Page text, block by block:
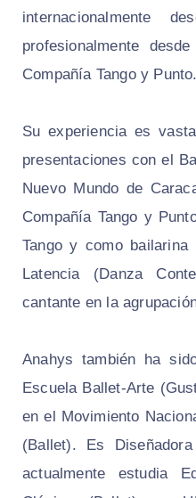
internacionalmente
profesionalmente
Compañía Tango y Punto.
Su experiencia es
presentaciones con el
Nuevo Mundo de
Compañía Tango y
Tango y como
Latencia (Danza
cantante en la
Anahys también ha
Escuela Ballet-Arte
en el Movimiento
(Ballet). Es
actualmente estudia